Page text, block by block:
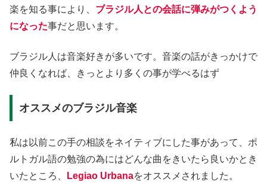
楽を知る事により、 ブラジル人との会話に弾みがつくよう
になった事だと思います。
ブラジル人は音楽好きが多いです。音楽の話がきっかけで
仲良くなれば、きっとより多くの事が学べるはず
オススメのブラジル音楽
私は以前この手の相談をネイティブにした事があって、ポ
ルトガル語の勉強の為にはどんな曲をきいたら良いかとき
いたところ、
Legiao Urbanaをオススメされました。